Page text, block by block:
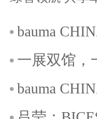
bauma
一展双馆，
bauma